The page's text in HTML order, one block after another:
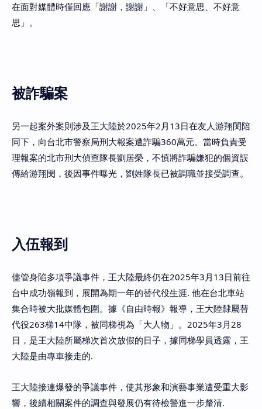
在面對媒體時僅回應「謝謝，謝謝」、「不好意思、不好意
思」。
被詐騙案
另一起案外案則涉及王大陸於2025年2月13日在友人游翔閔陪
同下，向台北市警察局刑大報案遭詐騙360萬元。當時負責受
理報案的北市刑大偵查隊長劉居榮，不慎將詐騙嫌犯的個資誤
傳給游翔閔，後因事件曝光，劉姓隊長已被調職並接受調查。
入伍報到
儘管身陷多項爭議事件，王大陸最終仍在2025年3月13日前往
台中成功嶺報到，展開為期一年的替代役生涯. 他在台北車站
集合時被大批媒體包圍。據《自由時報》報導，王大陸隸屬替
代役263梯14中隊，被同梯視為「大人物」。2025年3月28
日，是王大陸所屬梯次首次放假的日子，據同梯學員透露，王
大陸是由專車接走的.
王大陸接連爆發的爭議事件，使其形象和演藝事業遭受重大影
響，後續相關案件的調查與發展仍有待檢警進一步釐清.